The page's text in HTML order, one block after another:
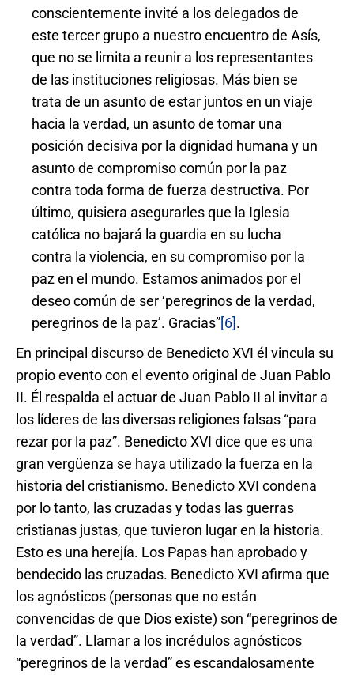
conscientemente invité a los delegados de
este tercer grupo a nuestro encuentro de Asís,
que no se limita a reunir a los representantes
de las instituciones religiosas. Más bien se
trata de un asunto de estar juntos en un viaje
hacia la verdad, un asunto de tomar una
posición decisiva por la dignidad humana y un
asunto de compromiso común por la paz
contra toda forma de fuerza destructiva. Por
último, quisiera asegurarles que la Iglesia
católica no bajará la guardia en su lucha
contra la violencia, en su compromiso por la
paz en el mundo. Estamos animados por el
deseo común de ser ‘peregrinos de la verdad,
peregrinos de la paz’. Gracias”[6].
En principal discurso de Benedicto XVI él vincula su
propio evento con el evento original de Juan Pablo
II. Él respalda el actuar de Juan Pablo II al invitar a
los líderes de las diversas religiones falsas “para
rezar por la paz”. Benedicto XVI dice que es una
gran vergüenza se haya utilizado la fuerza en la
historia del cristianismo. Benedicto XVI condena
por lo tanto, las cruzadas y todas las guerras
cristianas justas, que tuvieron lugar en la historia.
Esto es una herejía. Los Papas han aprobado y
bendecido las cruzadas. Benedicto XVI afirma que
los agnósticos (personas que no están
convencidas de que Dios existe) son “peregrinos de
la verdad”. Llamar a los incrédulos agnósticos
“peregrinos de la verdad” es escandalosamente